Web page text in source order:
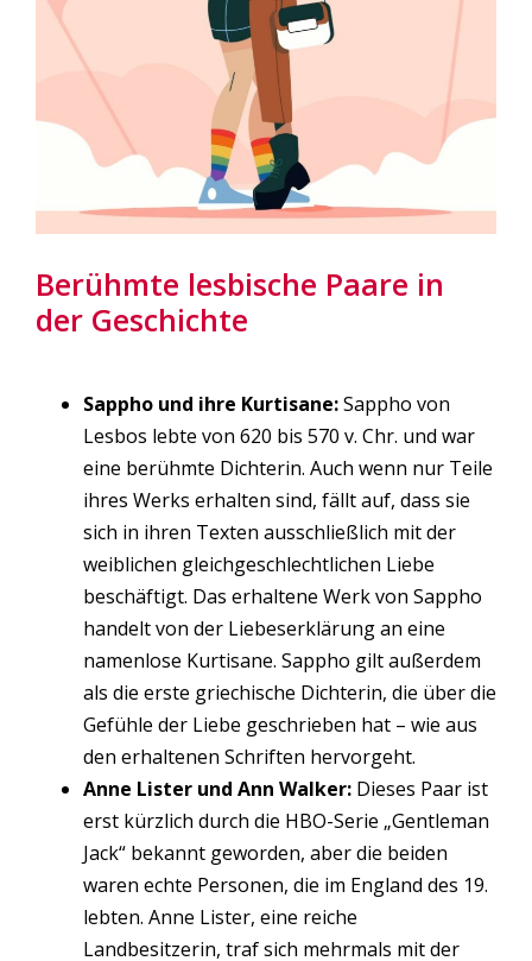
Berühmte lesbische Paare in
der Geschichte
Sappho und ihre Kurtisane:Sappho von
Lesbos lebte von 620 bis 570 v. Chr. und war
eine berühmte Dichterin. Auch wenn nur Teile
ihres Werks erhalten sind, fällt auf, dass sie
sich in ihren Texten ausschließlich mit der
weiblichen gleichgeschlechtlichen Liebe
beschäftigt. Das erhaltene Werk von Sappho
handelt von der Liebeserklärung an eine
namenlose Kurtisane. Sappho gilt außerdem
als die erste griechische Dichterin, die über die
Gefühle der Liebe geschrieben hat – wie aus
den erhaltenen Schriften hervorgeht.
Anne Lister und Ann Walker: Dieses Paar ist
erst kürzlich durch die HBO-Serie „Gentleman
Jack“ bekannt geworden, aber die beiden
waren echte Personen, die im England des 19.
lebten. Anne Lister, eine reiche
Landbesitzerin, traf sich mehrmals mit der